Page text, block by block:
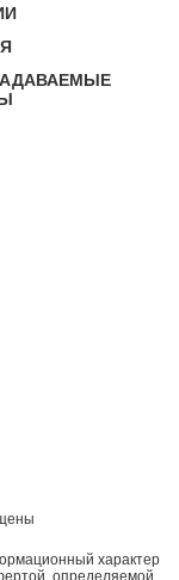
характер
определяемой